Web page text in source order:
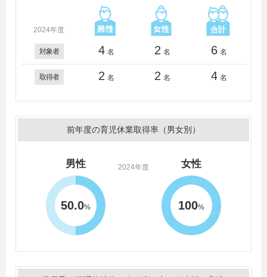
2024年度
対象者 4 名 2 名 6 名
取得者 2 名 2 名 4 名
前年度の育児休業取得率（男女別）
2024年度
男性
50.0%
女性
100%